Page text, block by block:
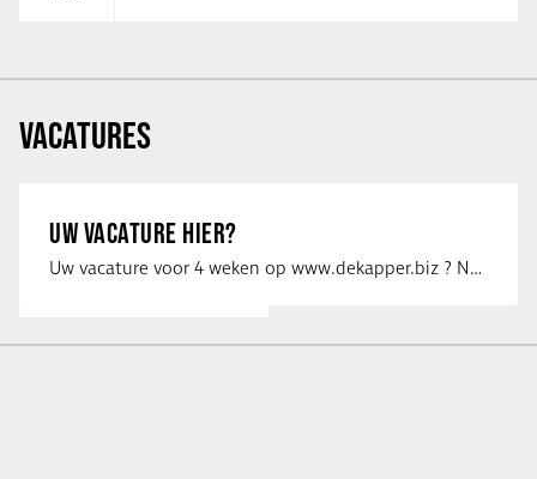
VACATURES
UW VACATURE HIER?
Uw vacature voor 4 weken op www.dekapper.biz ? Neem dan contact op met Maaike …